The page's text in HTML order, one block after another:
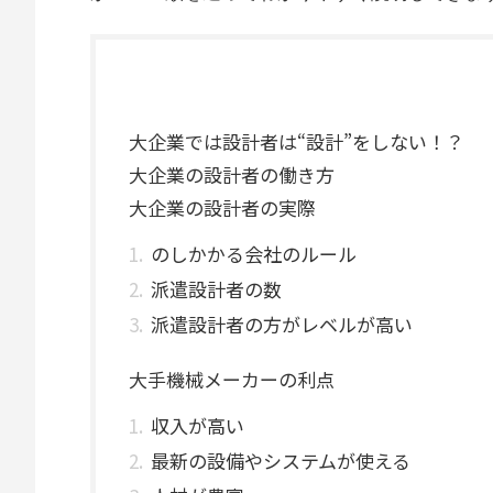
大企業では設計者は“設計”をしない！？
大企業の設計者の働き方
大企業の設計者の実際
のしかかる会社のルール
派遣設計者の数
派遣設計者の方がレベルが高い
大手機械メーカーの利点
収入が高い
最新の設備やシステムが使える